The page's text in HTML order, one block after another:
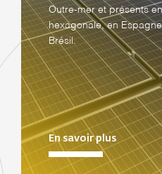
Outre-mer et présents
hexagonale, en
Brésil.
En savoir plus